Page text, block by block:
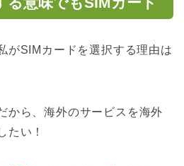
がSIMカードを選択する理由は
から、海外のサービスを海外
たい！